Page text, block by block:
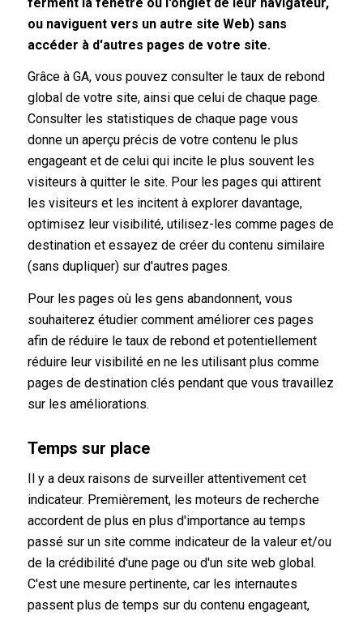
ou naviguent vers un autre site Web) sans
accéder à d'autres pages de votre site.
Grâce à GA, vous pouvez consulter le taux de rebond
global de votre site, ainsi que celui de chaque page.
Consulter les statistiques de chaque page vous
donne un aperçu précis de votre contenu le plus
engageant et de celui qui incite le plus souvent les
visiteurs à quitter le site. Pour les pages qui attirent
les visiteurs et les incitent à explorer davantage,
optimisez leur visibilité, utilisez-les comme pages de
destination et essayez de créer du contenu similaire
(sans dupliquer) sur d'autres pages.
Pour les pages où les gens abandonnent, vous
souhaiterez étudier comment améliorer ces pages
afin de réduire le taux de rebond et potentiellement
réduire leur visibilité en ne les utilisant plus comme
pages de destination clés pendant que vous travaillez
sur les améliorations.
Temps sur place
Il y a deux raisons de surveiller attentivement cet
indicateur. Premièrement, les moteurs de recherche
accordent de plus en plus d'importance au temps
passé sur un site comme indicateur de la valeur et/ou
de la crédibilité d'une page ou d'un site web global.
C'est une mesure pertinente, car les internautes
passent plus de temps sur du contenu engageant,